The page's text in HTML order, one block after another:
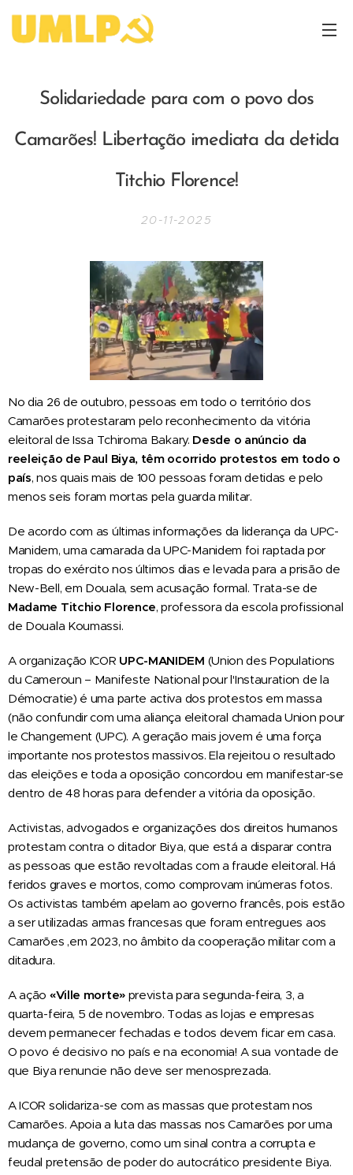
Solidariedade para com o povo dos
Camarões! Libertação imediata da detida
Titchio Florence!
20-11-2025
No dia 26 de outubro, pessoas em todo o território dos
Camarões protestaram pelo reconhecimento da vitória
eleitoral de Issa Tchiroma Bakary. Desde o anúncio da
reeleição de Paul Biya, têm ocorrido protestos em todo o
país, nos quais mais de 100 pessoas foram detidas e pelo
menos seis foram mortas pela guarda militar.
De acordo com as últimas informações da liderança da UPC-
Manidem, uma camarada da UPC-Manidem foi raptada por
tropas do exército nos últimos dias e levada para a prisão de
New-Bell, em Douala, sem acusação formal. Trata-se de
Madame Titchio Florence, professora da escola profissional
de Douala Koumassi.
A organização ICOR UPC-MANIDEM (Union des Populations
du Cameroun – Manifeste National pour l'Instauration de la
Démocratie) é uma parte activa dos protestos em massa
(não confundir com uma aliança eleitoral chamada Union pour
le Changement (UPC). A geração mais jovem é uma força
importante nos protestos massivos. Ela rejeitou o resultado
das eleições e toda a oposição concordou em manifestar-se
dentro de 48 horas para defender a vitória da oposição.
Activistas, advogados e organizações dos direitos humanos
protestam contra o ditador Biya, que está a disparar contra
as pessoas que estão revoltadas com a fraude eleitoral. Há
feridos graves e mortos, como comprovam inúmeras fotos.
Os activistas também apelam ao governo francês, pois estão
a ser utilizadas armas francesas que foram entregues aos
Camarões ,em 2023, no âmbito da cooperação militar com a
ditadura.
A ação «Ville morte»prevista para segunda-feira, 3, a
quarta-feira, 5 de novembro. Todas as lojas e empresas
devem permanecer fechadas e todos devem ficar em casa.
O povo é decisivo no país e na economia! A sua vontade de
que Biya renuncie não deve ser menosprezada.
A ICOR solidariza-se com as massas que protestam nos
Camarões. Apoia a luta das massas nos Camarões por uma
mudança de governo, como um sinal contra a corrupta e
feudal pretensão de poder do autocrático presidente Biya.